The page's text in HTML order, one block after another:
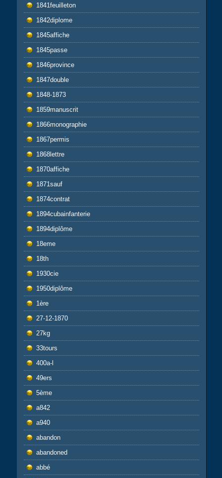
1841feuilleton
1842diplome
1845affiche
1845passe
1846province
1847double
1848-1873
1859manuscrit
1866monographie
1867permis
1868lettre
1870affiche
1871sauf
1874contrat
1894cubainfanterie
1894diplôme
18eme
18th
1930cie
1950diplôme
1ère
27-12-1870
27kg
33tours
400a-l
49ers
5ème
a842
a940
abandon
abandoned
abbé